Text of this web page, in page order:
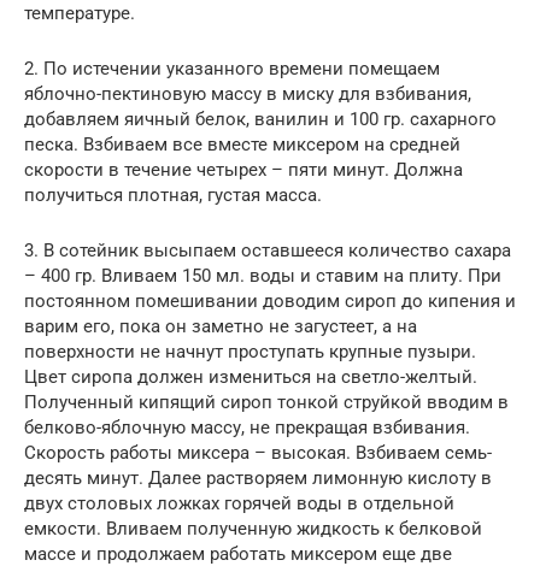
температуре.
2. По истечении указанного времени помещаем
яблочно-пектиновую массу в миску для взбивания,
добавляем яичный белок, ванилин и 100 гр. сахарного
песка. Взбиваем все вместе миксером на средней
скорости в течение четырех – пяти минут. Должна
получиться плотная, густая масса.
3. В сотейник высыпаем оставшееся количество сахара
– 400 гр. Вливаем 150 мл. воды и ставим на плиту. При
постоянном помешивании доводим сироп до кипения и
варим его, пока он заметно не загустеет, а на
поверхности не начнут проступать крупные пузыри.
Цвет сиропа должен измениться на светло-желтый.
Полученный кипящий сироп тонкой струйкой вводим в
белково-яблочную массу, не прекращая взбивания.
Скорость работы миксера – высокая. Взбиваем семь-
десять минут. Далее растворяем лимонную кислоту в
двух столовых ложках горячей воды в отдельной
емкости. Вливаем полученную жидкость к белковой
массе и продолжаем работать миксером еще две